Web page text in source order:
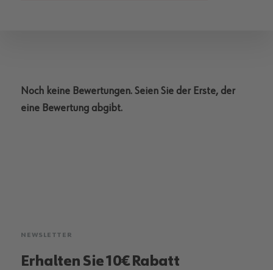
Noch keine Bewertungen. Seien Sie der Erste, der
eine Bewertung abgibt.
NEWSLETTER
Erhalten Sie 10€ Rabatt